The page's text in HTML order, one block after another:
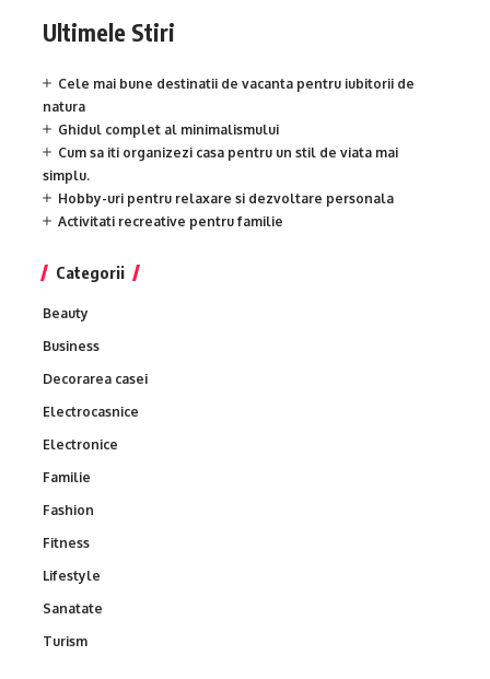
Ultimele Stiri
Cele mai bune destinatii de vacanta pentru iubitorii de
natura
Ghidul complet al minimalismului
Cum sa iti organizezi casa pentru un stil de viata mai
simplu.
Hobby-uri pentru relaxare si dezvoltare personala
Activitati recreative pentru familie
Categorii
Beauty
Business
Decorarea casei
Electrocasnice
Electronice
Familie
Fashion
Fitness
Lifestyle
Sanatate
Turism